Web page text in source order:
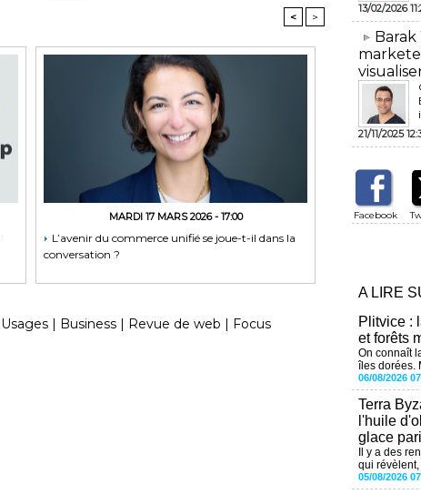
< >
MARDI 17 MARS 2026 - 17:00
L’avenir du commerce unifié se joue-t-il dans la
conversation ?
Usages | Business | Revue de web | Focus
13/02/2026
​Barak
21/11/2025
Facebook
A LIRE
Plitvice :
et forêts
On connaît
îles dorées.
06/08/2026
Terra
l'huile
glace
Il y a des
qui révèlent,
05/08/2026